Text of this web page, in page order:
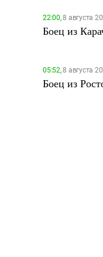
22:00,8 августа
Боец из
05:52,8 августа
Боец из